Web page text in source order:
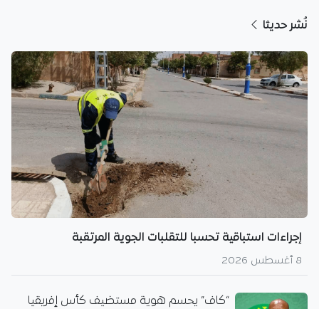
نُشر حديثا
إجراءات استباقية تحسبا للتقلبات الجوية المرتقبة
8 أغسطس 2026
“كاف” يحسم هوية مستضيف كأس إفريقيا